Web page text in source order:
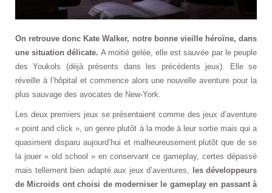
On retrouve donc Kate Walker, notre bonne vieille héroïne, dans
une situation délicate. A moitié gelée, elle est sauvée par le peuple
des Youkols (déjà présents dans les précédents jeux). Elle se
réveille à l’hôpital et commence alors une nouvelle aventure pour la
plus sauvage des avocates de New-York.
Les deux premiers jeux se présentaient comme des jeux d’aventure
« point and click », un genre plutôt à la mode à leur sortie mais qui a
quasiment disparu aujourd’hui et malheureusement plutôt que de se
la jouer « old school » en conservant ce gameplay, certes dépassé
mais tellement bien adapté aux jeux d’aventures,
les développeurs
de Microids ont choisi de moderniser le gameplay en passant à